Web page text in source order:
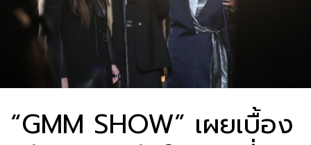
“GMM SHOW” เผยเบื้อง